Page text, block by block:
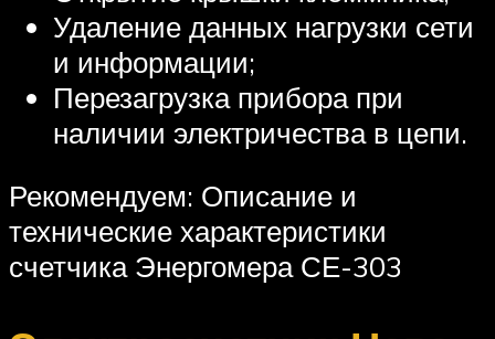
Удаление данных нагрузки сети
и информации;
Перезагрузка прибора при
наличии электричества в цепи.
Рекомендуем: Описание и
технические характеристики
счетчика Энергомера СЕ-303